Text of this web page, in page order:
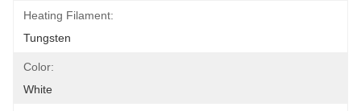
Heating Filament:
Tungsten
Color:
White